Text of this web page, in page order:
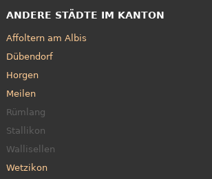
ANDERE STÄDTE IM KANTON
Affoltern am Albis
Dübendorf
Horgen
Meilen
Rümlang
Stallikon
Wallisellen
Wetzikon